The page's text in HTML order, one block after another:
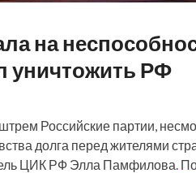
на
уничтожить РФ
Российские партии,
долга перед жителями
ЦИК РФ Элла Памфилова.